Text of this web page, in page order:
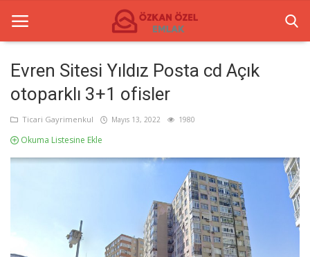
Anasayfa
Ticari Merkezler
Evren Sitesi Yıldız Posta cd Açık
otoparklı 3+1 ofisler
Ticari Gayrimenkul Mayıs 13, 2022 1980
Okuma Listesine Ekle